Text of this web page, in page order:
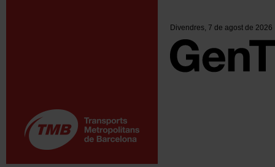
Divendres, 7 de agost de 2026